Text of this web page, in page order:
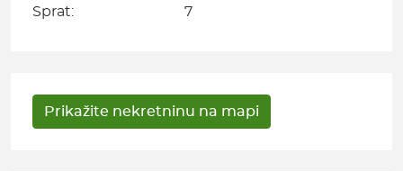
Sprat: 7